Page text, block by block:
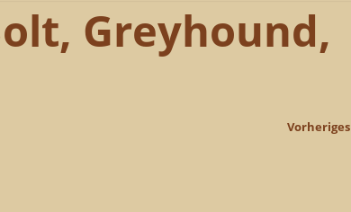
Greyhound,
Vorheriges